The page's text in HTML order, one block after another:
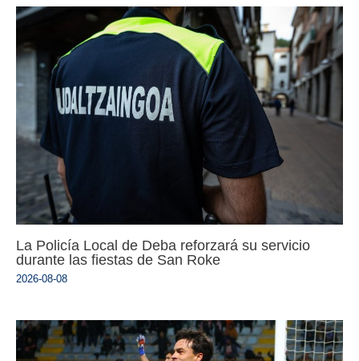
La Policía Local de Deba reforzará su servicio
durante las fiestas de San Roke
2026-08-08